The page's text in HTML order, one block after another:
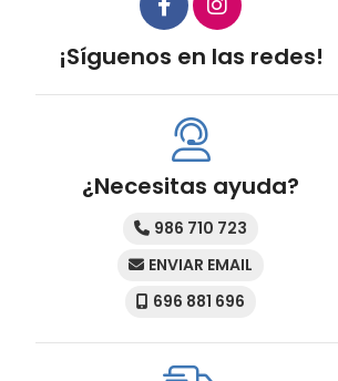
¡Síguenos en las redes!
¿Necesitas ayuda?
986 710 723
ENVIAR EMAIL
696 881 696